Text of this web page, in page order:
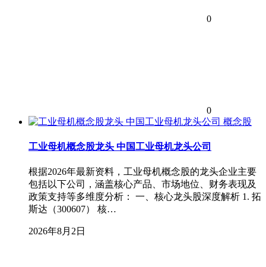
0
0
概念股
工业母机概念股龙头 中国工业母机龙头公司
根据2026年最新资料，工业母机概念股的龙头企业主要
包括以下公司，涵盖核心产品、市场地位、财务表现及
政策支持等多维度分析： 一、核心龙头股深度解析 1. 拓
斯达（300607） 核…
2026年8月2日